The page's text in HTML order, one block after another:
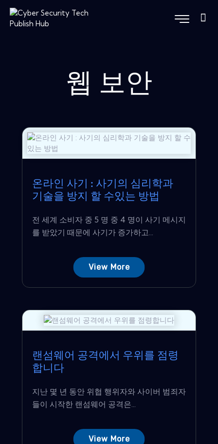
웹 보안
온라인 사기 : 사기의 심리학과
기술을 방지 할 수있는 방법
전 세계 소비자 중 5 명 중 4 명이 사기 메시지
를 받았기 때문에 사기가 증가하고...
View More
랜섬웨어 공격에서 우위를 점령
합니다
지난 몇 년 동안 위협 행위자와 사이버 범죄자
들이 시작한 랜섬웨어 공격은...
View More